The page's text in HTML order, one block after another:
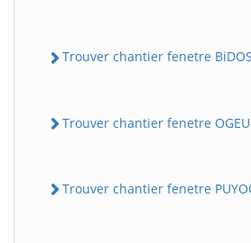
Trouver chantier fenetre BiDOS
Trouver chantier fenetre
Trouver chantier fenetre